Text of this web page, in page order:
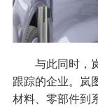
与此同时，岚
跟踪的企业。岚
材料、零部件到